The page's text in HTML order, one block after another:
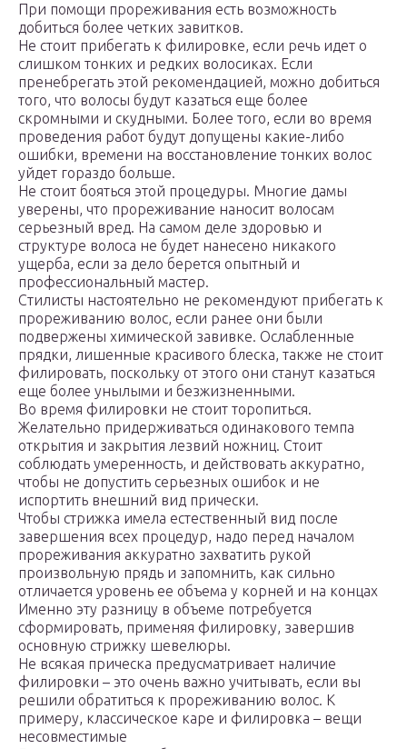
При помощи прореживания есть возможность
добиться более четких завитков.
Не стоит прибегать к филировке, если речь идет о
слишком тонких и редких волосиках. Если
пренебрегать этой рекомендацией, можно добиться
того, что волосы будут казаться еще более
скромными и скудными. Более того, если во время
проведения работ будут допущены какие-либо
ошибки, времени на восстановление тонких волос
уйдет гораздо больше.
Не стоит бояться этой процедуры. Многие дамы
уверены, что прореживание наносит волосам
серьезный вред. На самом деле здоровью и
структуре волоса не будет нанесено никакого
ущерба, если за дело берется опытный и
профессиональный мастер.
Стилисты настоятельно не рекомендуют прибегать к
прореживанию волос, если ранее они были
подвержены химической завивке. Ослабленные
прядки, лишенные красивого блеска, также не стоит
филировать, поскольку от этого они станут казаться
еще более унылыми и безжизненными.
Во время филировки не стоит торопиться.
Желательно придерживаться одинакового темпа
открытия и закрытия лезвий ножниц. Стоит
соблюдать умеренность, и действовать аккуратно,
чтобы не допустить серьезных ошибок и не
испортить внешний вид прически.
Чтобы стрижка имела естественный вид после
завершения всех процедур, надо перед началом
прореживания аккуратно захватить рукой
произвольную прядь и запомнить, как сильно
отличается уровень ее объема у корней и на концах
Именно эту разницу в объеме потребуется
сформировать, применяя филировку, завершив
основную стрижку шевелюры.
Не всякая прическа предусматривает наличие
филировки – это очень важно учитывать, если вы
решили обратиться к прореживанию волос. К
примеру, классическое каре и филировка – вещи
несовместимые